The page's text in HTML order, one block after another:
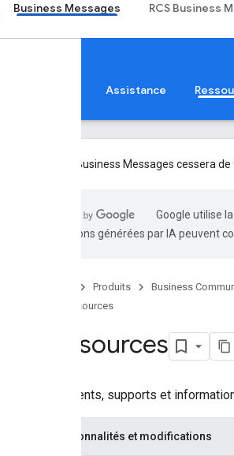
Business Messages RCS Business
Assistance
Google Business Messages cessera
Google utilise
traductions générées par IA peuvent
Produits Business
Ressources
Ressources
Documents, supports et
Fonctionnalités et modifications